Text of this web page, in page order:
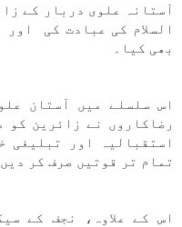
آستانہ علوی دربار کے
السلام کی عبادت کی
بھی کیا۔
رضاکاروں نے زائرین کو
استقبالیہ اور تبلیغی
تمام تر قوتیں صرف کر
اس کے علاوہ، نجف کے